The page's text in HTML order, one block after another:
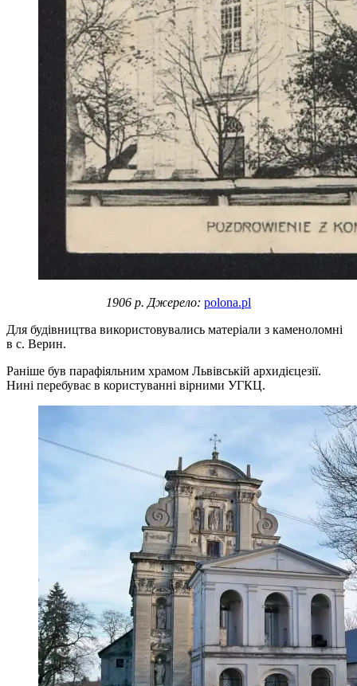
1906 р. Джерело: polona.pl
Для будівництва використовувались матеріали з каменоломні
в с. Верин.
Раніше був парафіяльним храмом Львівській архидієцезії.
Нині перебуває в користуванні вірними УГКЦ.